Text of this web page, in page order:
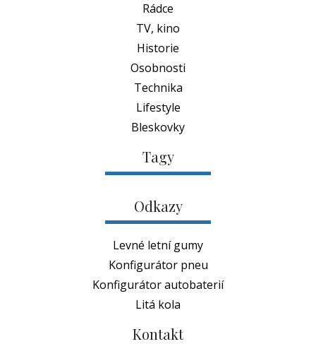
Rádce
TV, kino
Historie
Osobnosti
Technika
Lifestyle
Bleskovky
Tagy
Odkazy
Levné letní gumy
Konfigurátor pneu
Konfigurátor autobaterií
Litá kola
Kontakt